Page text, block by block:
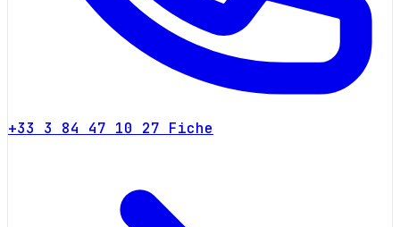
+33 3 84 47 10 27 Fiche